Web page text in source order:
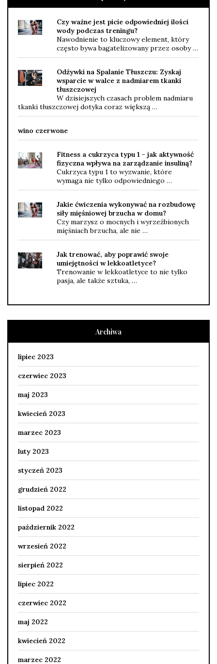
Czy ważne jest picie odpowiedniej ilości
wody podczas treningu?
Nawodnienie to kluczowy element, który
często bywa bagatelizowany przez osoby …
Odżywki na Spalanie Tłuszczu: Zyskaj
wsparcie w walce z nadmiarem tkanki
tłuszczowej
W dzisiejszych czasach problem nadmiaru
tkanki tłuszczowej dotyka coraz większą …
wino czerwone
Fitness a cukrzyca typu 1 – jak aktywność
fizyczna wpływa na zarządzanie insuliną?
Cukrzyca typu 1 to wyzwanie, które
wymaga nie tylko odpowiedniego …
Jakie ćwiczenia wykonywać na rozbudowę
siły mięśniowej brzucha w domu?
Czy marzysz o mocnych i wyrzeźbionych
mięśniach brzucha, ale nie …
Jak trenować, aby poprawić swoje
umiejętności w lekkoatletyce?
Trenowanie w lekkoatletyce to nie tylko
pasja, ale także sztuka, …
Archiwa
lipiec 2023
czerwiec 2023
maj 2023
kwiecień 2023
marzec 2023
luty 2023
styczeń 2023
grudzień 2022
listopad 2022
październik 2022
wrzesień 2022
sierpień 2022
lipiec 2022
czerwiec 2022
maj 2022
kwiecień 2022
marzec 2022